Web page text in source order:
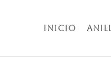
Inicio